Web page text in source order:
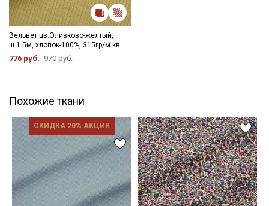
Вельвет цв.Оливково-желтый,
ш.1.5м, хлопок-100%, 315гр/м.кв
776 руб. 970 руб.
Похожие ткани
СКИДКА 20% АКЦИЯ